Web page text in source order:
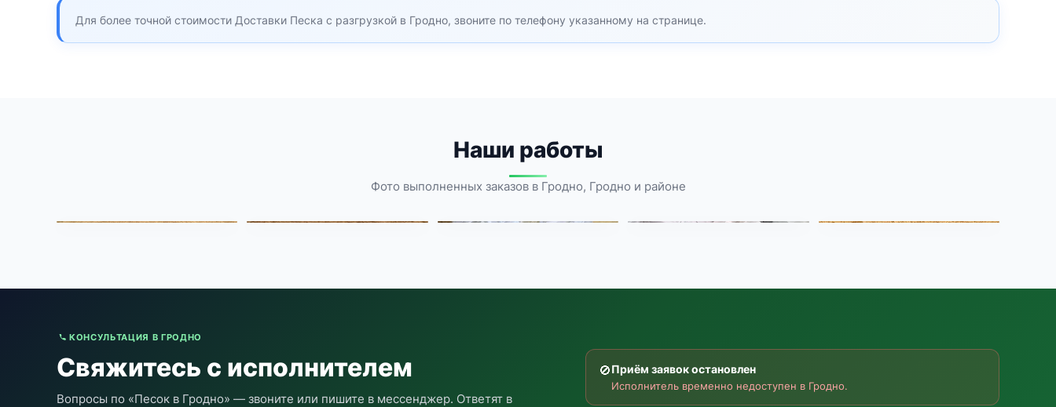
Для более точной стоимости Доставки Песка с разгрузкой в Гродно, звоните по телефону указанному на странице.
Наши работы
Фото выполненных заказов в Гродно, Гродно и районе
КОНСУЛЬТАЦИЯ В ГРОДНО
Свяжитесь с исполнителем
Вопросы по «Песок в Гродно» — звоните или пишите в мессенджер. Ответят в
🚫Приём заявок остановлен
Исполнитель временно недоступен в Гродно.